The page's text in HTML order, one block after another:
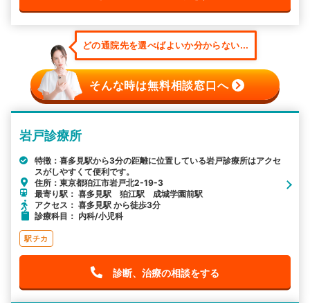
どの通院先を選べばよいか分からない...
そんな時は無料相談窓口へ
岩戸診療所
特徴：喜多見駅から3分の距離に位置している岩戸診療所はアクセ
スがしやすくて便利です。
住所：東京都狛江市岩戸北2-19-3
最寄り駅： 喜多見駅 狛江駅 成城学園前駅
アクセス： 喜多見駅 から徒歩3分
診療科目： 内科/小児科
駅チカ
診断、治療の相談をする